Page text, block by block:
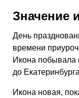
Значение
День
времени
Икона побывала
до
Икона новая,